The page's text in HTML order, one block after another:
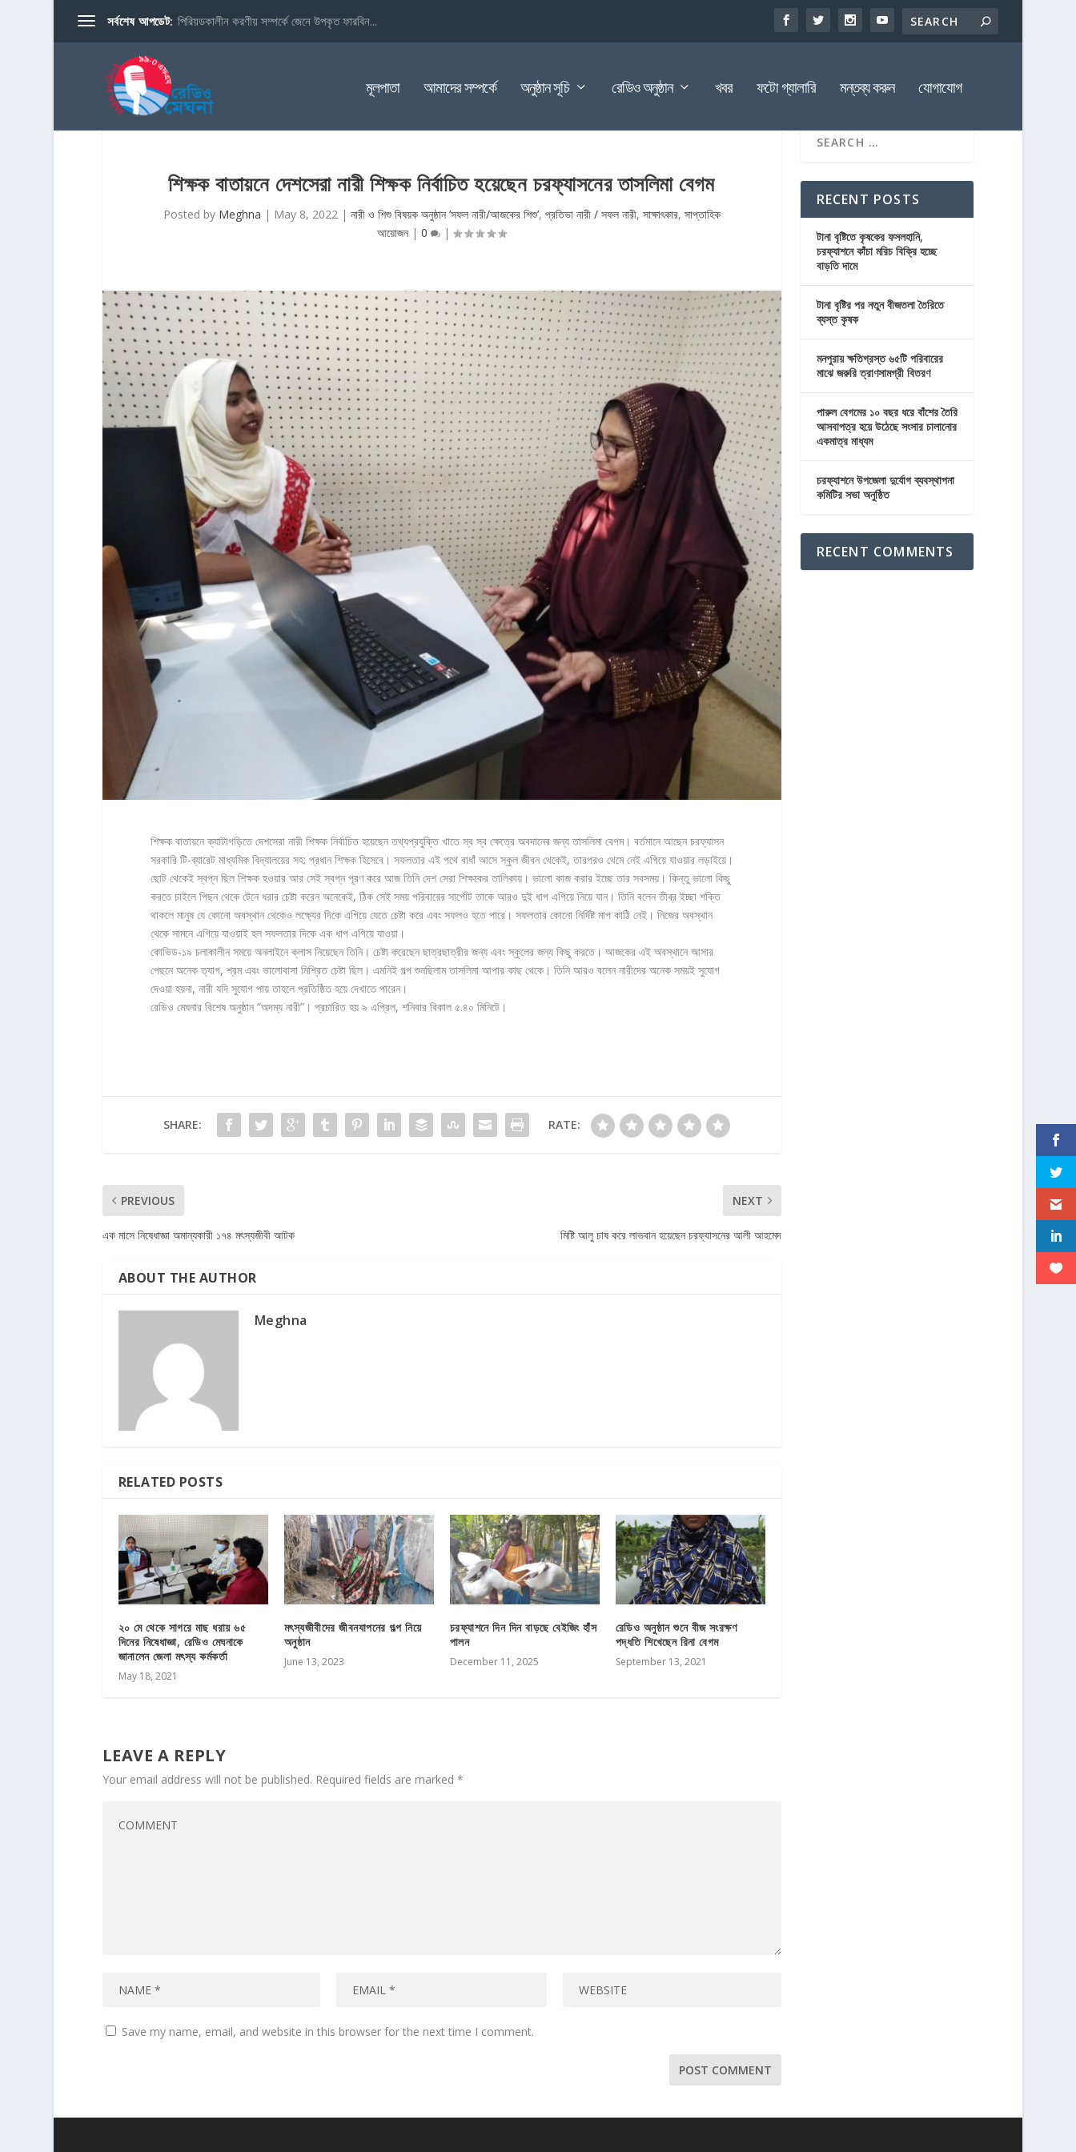
সর্বশেষ আপডেট: পিরিয়ডকালীন করণীয় সম্পর্কে জেনে উপকৃত ফারবিন...
মূলপাতা আমাদের সম্পর্কে অনুষ্ঠান সূচি রেডিও অনুষ্ঠান খবর ফটো গ্যালারি মন্তব্য করুন যোগাযোগ
শিক্ষক বাতায়নে দেশসেরা নারী শিক্ষক নির্বাচিত হয়েছেন চরফ্যাসনের তাসলিমা বেগম
Posted by Meghna | May 8, 2022| নারী ও শিশু বিষয়ক অনুষ্ঠান ‘সফল নারী/আজকের শিশু’, প্রতিভা নারী / সফল নারী, সাক্ষাৎকার, সাপ্তাহিক
আয়োজন|0 |
শিক্ষক বাতায়নে ক্যাটাগড়িতে দেশসেরা নারী শিক্ষক নির্বাচিত হয়েছেন তথ্যপ্রযুক্তি খাতে স্ব স্ব ক্ষেত্রে অবদানের জন্য তাসলিমা বেগম। বর্তমানে আছেন চরফ্যাসন
সরকারি টি-ব্যারেট মাধ্যমিক বিদ্যালয়ের সহ: প্রধান শিক্ষক হিসেবে। সফলতার এই পথে বাধাঁ আসে স্কুল জীবন থেকেই, তারপরও থেমে নেই এগিয়ে যাওয়ার লড়াইয়ে।
ছোট থেকেই স্বপ্ন ছিল শিক্ষক হওয়ার আর সেই স্বপ্ন পূরণ করে আজ তিনি দেশ সেরা শিক্ষকের তালিকায়। ভালো কাজ করার ইচ্ছে তার সবসময়। কিন্তু ভালো কিছু
করতে চাইলে পিছন থেকে টেনে ধরার চেষ্টা করেন অনেকেই, ঠিক সেই সময় পরিবারের সার্পোট তাকে আরও দুই ধাপ এগিয়ে নিয়ে যান। তিনি বলেন তীব্র ইচ্ছা শক্তি
থাকলে মানুষ যে কোনো অবস্থান থেকেও লক্ষ্যের দিকে এগিয়ে যেতে চেষ্টা করে এবং সফলও হতে পারে। সফলতার কোনো নির্দিষ্ট মাপ কাঠি নেই। নিজের অবস্থান
থেকে সামনে এগিয়ে যাওয়াই হল সফলতার দিকে এক ধাপ এগিয়ে যাওয়া।
কোভিড-১৯ চলাকালীন সময়ে অনলাইনে ক্লাস নিয়েছেন তিনি। চেষ্টা করেছেন ছাত্রছাত্রীর জন্য এবং স্কুলের জন্য কিছু করতে। আজকের এই অবস্থানে আসার
পেছনে অনেক ত্যাগ, শ্রম এবং ভালোবাসা মিশ্রিত চেষ্টা ছিল। এমনিই গল্প শুনছিলাম তাসলিমা আপার কাছ থেকে। তিনি আরও বলেন নারীদের অনেক সময়ই সুযোগ
দেওয়া হয়না, নারী যদি সুযোগ পায় তাহলে প্রতিষ্ঠিত হয়ে দেখাতে পারেন।
রেডিও মেঘনার বিশেষ অনুষ্ঠান “অদম্য নারী”। প্রচারিত হয় ৯ এপ্রিল, শনিবার বিকাল ৫.৪০ মিনিটে।
SHARE: RATE:
PREVIOUS
এক মাসে নিষেধাজ্ঞা অমান্যকারী ১৭৪ মৎস্যজীবী আটক
NEXT
মিষ্টি আলু চাষ করে লাভবান হয়েছেন চরফ্যাসনের আলী আহমেদ
ABOUT THE AUTHOR
Meghna
RELATED POSTS
২০ মে থেকে সাগরে মাছ ধরায় ৬৫
দিনের নিষেধাজ্ঞা, রেডিও মেঘনাকে
জানালেন জেলা মৎস্য কর্মকর্তা
May 18, 2021
মৎস্যজীবীদের জীবনযাপনের গল্প নিয়ে
অনুষ্ঠান
June 13, 2023
চরফ্যাশনে দিন দিন বাড়ছে বেইজিং হাঁস
পালন
December 11, 2025
রেডিও অনুষ্ঠান শুনে বীজ সংরক্ষণ
পদ্ধতি শিখেছেন রিনা বেগম
September 13, 2021
LEAVE A REPLY
Your email address will not be published. Required fields are marked *
Save my name, email, and website in this browser for the next time I comment.
RECENT POSTS
টানা বৃষ্টিতে কৃষকের ফসলহানি,
চরফ্যাশনে কাঁচা মরিচ বিক্রি হচ্ছে
বাড়তি দামে
টানা বৃষ্টির পর নতুন বীজতলা তৈরিতে
ব্যস্ত কৃষক
মনপুরায় ক্ষতিগ্রস্ত ৬৫টি পরিবারের
মাঝে জরুরি ত্রাণসামগ্রী বিতরণ
পারুল বেগমের ১০ বছর ধরে বাঁশের তৈরি
আসবাপত্র হয়ে উঠেছে সংসার চালানোর
একমাত্র মাধ্যম
চরফ্যাশনে উপজেলা দুর্যোগ ব্যবস্থাপনা
কমিটির সভা অনুষ্ঠিত
RECENT COMMENTS